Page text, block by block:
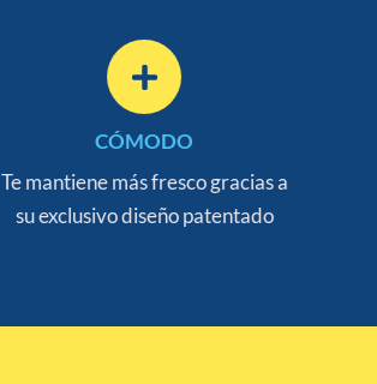
CÓMODO
Te mantiene más fresco gracias a
su exclusivo diseño patentado